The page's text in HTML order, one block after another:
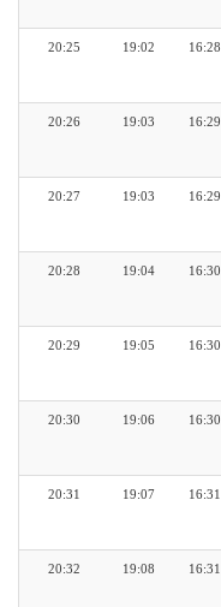
16:28
19:02
20:25
16:29
19:03
20:26
16:29
19:03
20:27
16:30
19:04
20:28
16:30
19:05
20:29
16:30
19:06
20:30
16:31
19:07
20:31
16:31
19:08
20:32